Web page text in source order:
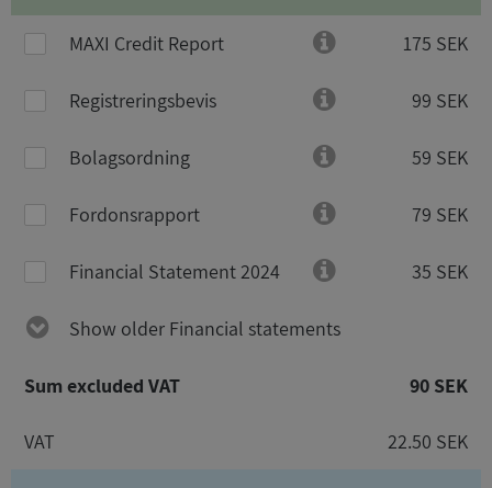
MAXI Credit Report 175 SEK
Registreringsbevis 99 SEK
Bolagsordning 59 SEK
Fordonsrapport 79 SEK
Financial Statement 2024 35 SEK
Show older Financial statements
Sum excluded VAT 90 SEK
VAT 22.50 SEK